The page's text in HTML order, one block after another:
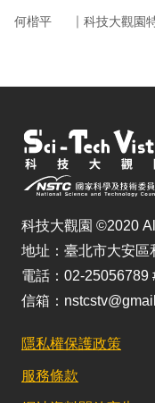
何楷平 ｜ 科技大觀園
科技大觀園 ©2020
地址：臺北市大安
電話：02-25056789
信箱：
隱私權保護政策
服務條款